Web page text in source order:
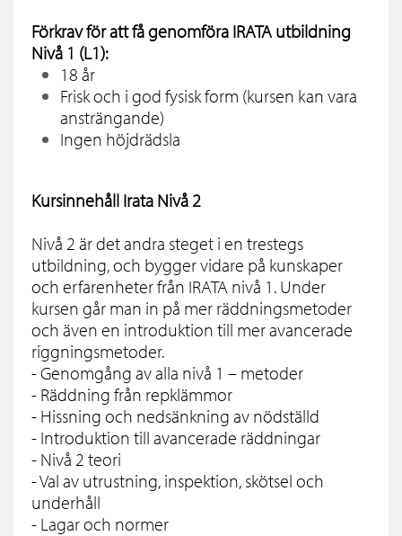
Förkrav för att få genomföra IRATA utbildning
Nivå 1 (L1):
18 år
Frisk och i god fysisk form (kursen kan vara
ansträngande)
Ingen höjdrädsla
Kursinnehåll Irata Nivå 2
Nivå 2 är det andra steget i en trestegs
utbildning, och bygger vidare på kunskaper
och erfarenheter från IRATA nivå 1. Under
kursen går man in på mer räddningsmetoder
och även en introduktion till mer avancerade
riggningsmetoder.
- Genomgång av alla nivå 1 – metoder
- Räddning från repklämmor
- Hissning och nedsänkning av nödställd
- Introduktion till avancerade räddningar
- Nivå 2 teori
- Val av utrustning, inspektion, skötsel och
underhåll
- Lagar och normer